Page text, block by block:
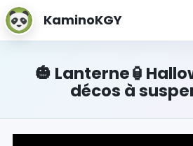
KaminoKGY
🎃
décos à